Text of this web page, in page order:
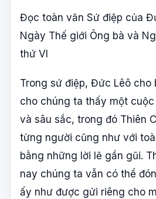
Đọc toàn văn Sứ điệp của
Ngày Thế giới Ông bà và
thứ VI
Trong sứ điệp, Đức Lêô cho
cho chúng ta thấy một
và sâu sắc, trong đó Thiên
từng người cũng như với
bằng những lời lẽ gần gũi.
nay chúng ta vẫn có thể
ấy như được gửi riêng cho